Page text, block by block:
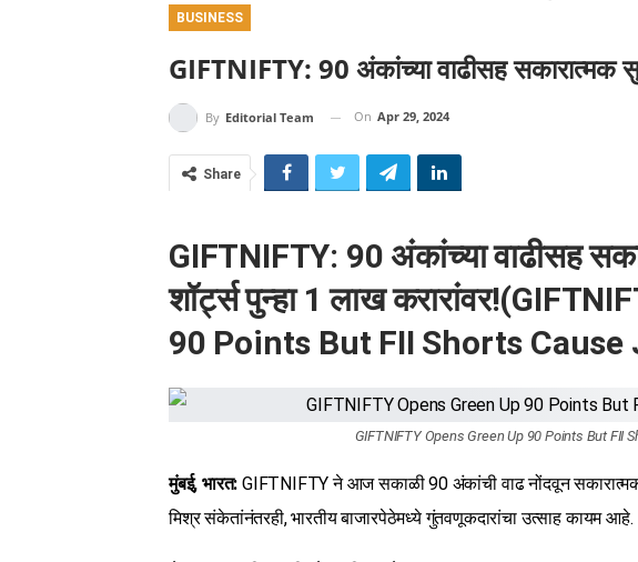
BUSINESS
GIFTNIFTY: 90 अंकांच्या वाढीसह सकारात्मक
By Editorial Team On Apr 29, 2024
Share
GIFTNIFTY: 90 अंकांच्या वाढीसह
शॉर्ट्स पुन्हा 1 लाख
90 Points But FII Shorts
GIFTNIFTY Opens Green Up 90 Points But FII
मुंबई, भारत: GIFTNIFTY ने आज सकाळी 90 अंकांची वाढ नोंदवून
मिश्र संकेतांनंतरही, भारतीय बाजारपेठेमध्ये गुंतवणूकदारांचा उत्साह कायम आहे.